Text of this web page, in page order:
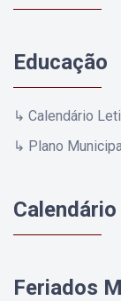
Educação
↳ Calendário
↳ Plano
Feriados